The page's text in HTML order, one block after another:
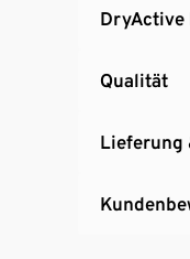
DryActive
Qualität
Lieferung